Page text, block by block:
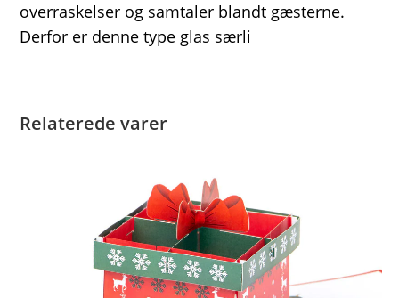
overraskelser og samtaler blandt gæsterne.
Derfor er denne type glas særli
Relaterede varer